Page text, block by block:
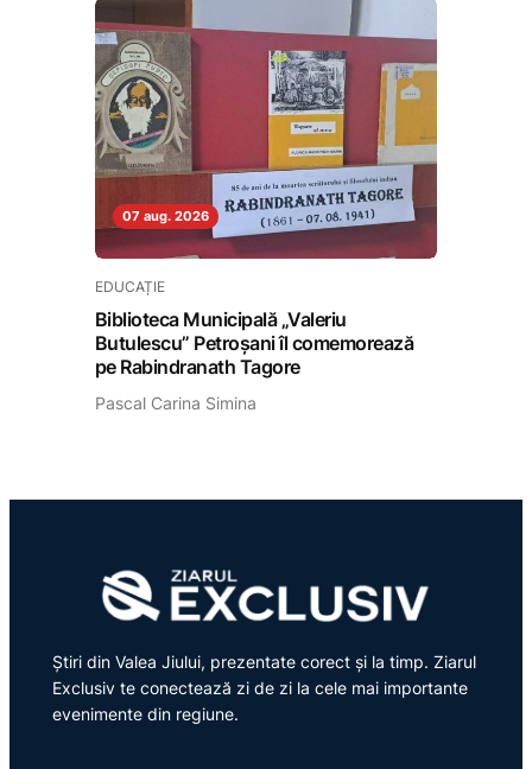
07 aug. 2026
EDUCAȚIE
Biblioteca Municipală „Valeriu
Butulescu” Petroșani îl comemorează
pe Rabindranath Tagore
Pascal Carina Simina
Știri din Valea Jiului, prezentate corect și la timp. Ziarul
Exclusiv te conectează zi de zi la cele mai importante
evenimente din regiune.